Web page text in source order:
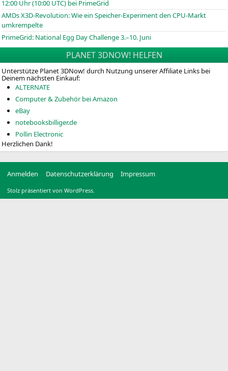
12:00 Uhr (10:00 UTC) bei PrimeGrid
AMDs X3D-Revolution: Wie ein Speicher-Experiment den CPU-Markt
umkrempelte
PrimeGrid: National Egg Day Challenge 3.–10. Juni
PLANET 3DNOW! HELFEN
Unterstütze Planet 3DNow! durch Nutzung unserer Affiliate Links bei
Deinem nächsten Einkauf:
ALTERNATE
Computer & Zubehör bei Amazon
eBay
notebooksbilliger.de
Pollin Electronic
Herzlichen Dank!
Anmelden Datenschutzerklärung Impressum
Stolz präsentiert von WordPress.